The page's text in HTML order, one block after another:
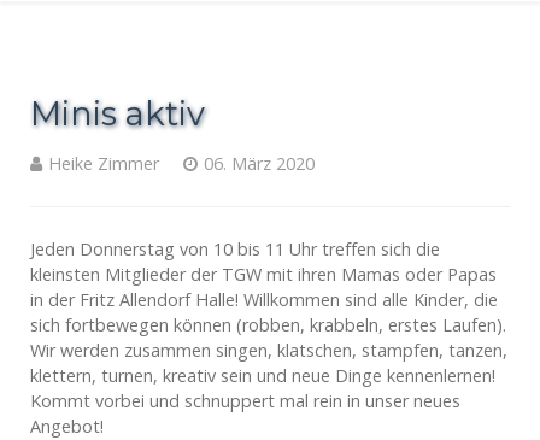
Minis aktiv
Heike Zimmer 06. März 2020
Jeden Donnerstag von 10 bis 11 Uhr treffen sich die
kleinsten Mitglieder der TGW mit ihren Mamas oder Papas
in der Fritz Allendorf Halle! Willkommen sind alle Kinder, die
sich fortbewegen können (robben, krabbeln, erstes Laufen).
Wir werden zusammen singen, klatschen, stampfen, tanzen,
klettern, turnen, kreativ sein und neue Dinge kennenlernen!
Kommt vorbei und schnuppert mal rein in unser neues
Angebot!